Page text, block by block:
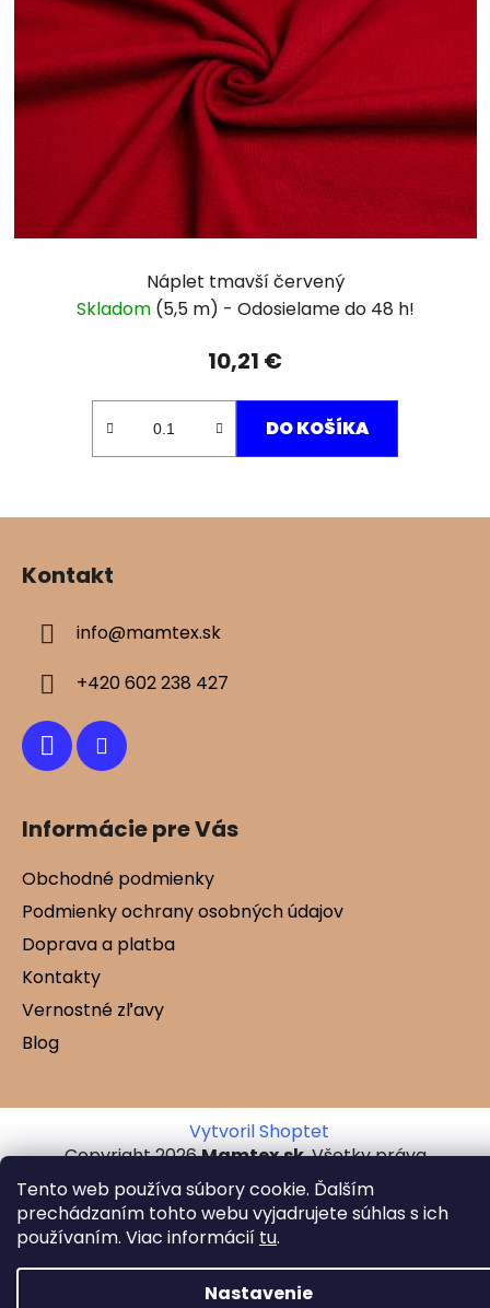
Tento web používa súbory cookie. Ďalším
prechádzaním tohto webu vyjadrujete súhlas s ich
používaním. Viac informácií tu.
Nastavenie
Náplet tmavší červený
Skladom (5,5 m)
10,21 €
DO KOŠÍKA
Z
Kontakt
info@mamtex.sk
+420 602 238 427
Informácie pre Vás
Obchodné podmienky
Podmienky ochrany osobných údajov
Doprava a platba
Kontakty
Vernostné zľavy
Blog
Vytvoril Shoptet
Copyright 2026Mamtex.sk. Všetky práva
vyhradené.